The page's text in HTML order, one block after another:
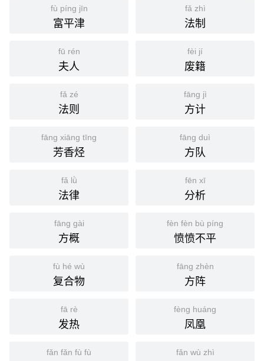
fù píng jīn
富平津
fǎ zhì
法制
fū rén
夫人
fèi jí
废籍
fǎ zé
法则
fāng jì
方计
fāng xiāng tīng
芳香烃
fāng duì
方队
fǎ lǜ
法律
fēn xī
分析
fāng gài
方概
fèn fèn bù píng
愤愤不平
fù hé wù
复合物
fāng zhèn
方阵
fā rè
发热
fèng huáng
凤凰
fǎn fǎn fù fù fǎn wù zhì